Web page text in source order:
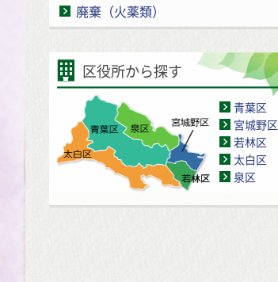
廃棄（火薬類）
区役所から探す
青葉区
宮城野区
若林区
太白区
泉区